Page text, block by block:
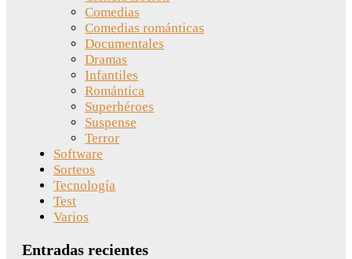
Comedias
Comedias románticas
Documentales
Dramas
Infantiles
Romántica
Superhéroes
Suspense
Terror
Software
Sorteos
Tecnología
Test
Varios
Entradas recientes